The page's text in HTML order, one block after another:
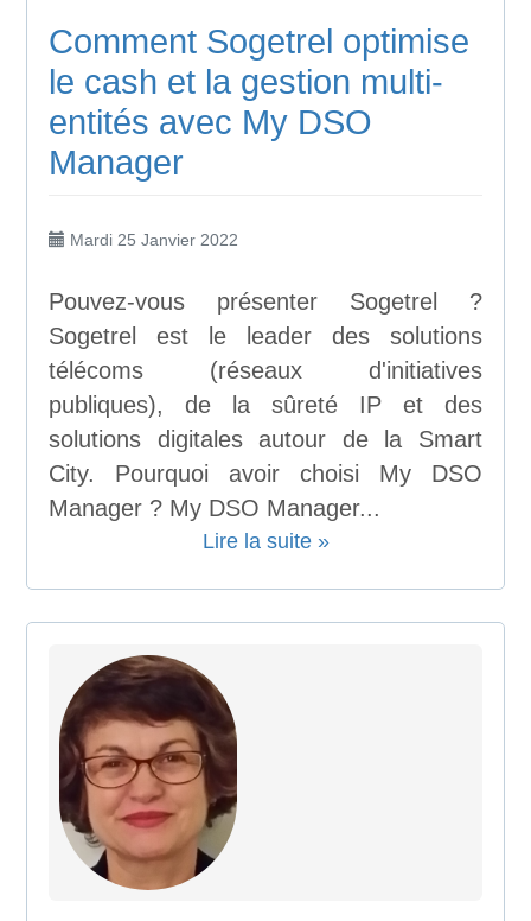
Comment Sogetrel optimise
le cash et la gestion multi-
entités avec My DSO
Manager
Mardi 25 Janvier 2022
Pouvez-vous présenter Sogetrel ?
Sogetrel est le leader des solutions
télécoms (réseaux d'initiatives
publiques), de la sûreté IP et des
solutions digitales autour de la Smart
City. Pourquoi avoir choisi My DSO
Manager ? My DSO Manager...
Lire la suite »